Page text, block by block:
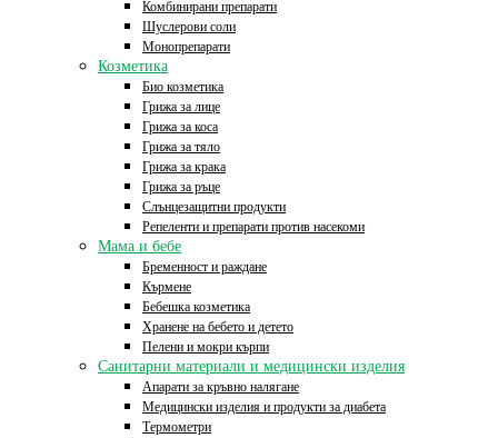
Комбинирани препарати
Шуслерови соли
Монопрепарати
Козметика
Био козметика
Грижа за лице
Грижа за коса
Грижа за тяло
Грижа за крака
Грижа за ръце
Слънцезащитни продукти
Репеленти и препарати против насекоми
Мама и бебе
Бременност и раждане
Кърмене
Бебешка козметика
Хранене на бебето и детето
Пелени и мокри кърпи
Санитарни материали и медицински изделия
Апарати за кръвно налягане
Медицински изделия и продукти за диабета
Термометри